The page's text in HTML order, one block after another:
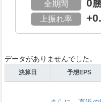
全期間 0
上振れ率
データがありませんでした。
決算日 予想EPS